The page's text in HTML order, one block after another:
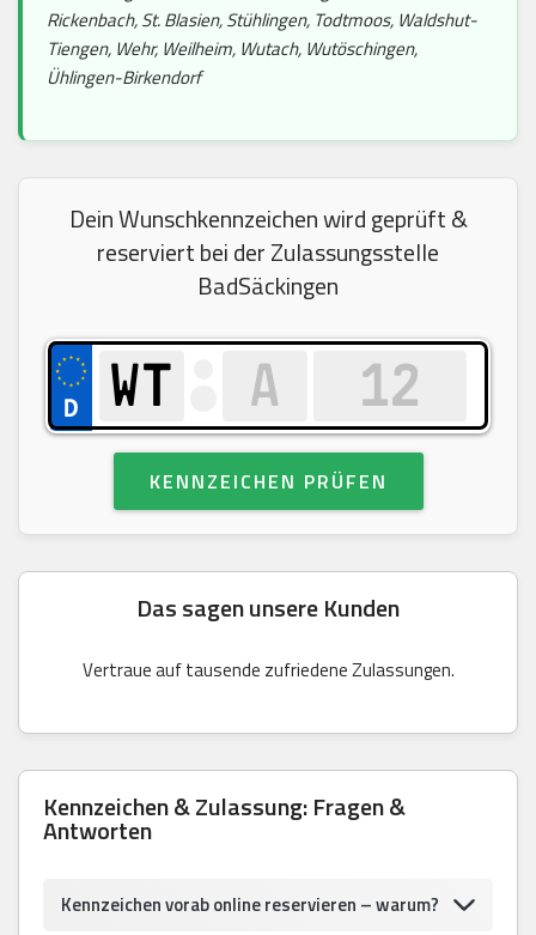
Rickenbach, St. Blasien, Stühlingen, Todtmoos, Waldshut-
Tiengen, Wehr, Weilheim, Wutach, Wutöschingen,
Ühlingen-Birkendorf
Dein Wunschkennzeichen wird geprüft &
reserviert bei der Zulassungsstelle
BadSäckingen
KENNZEICHEN PRÜFEN
Das sagen unsere Kunden
Vertraue auf tausende zufriedene Zulassungen.
Kennzeichen & Zulassung: Fragen &
Antworten
Kennzeichen vorab online reservieren – warum?